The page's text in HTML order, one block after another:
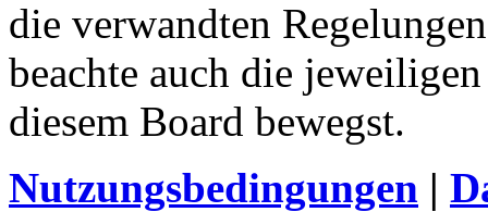
die verwandten
beachte auch die
diesem Board bewegst.
Nutzungsbedingungen |